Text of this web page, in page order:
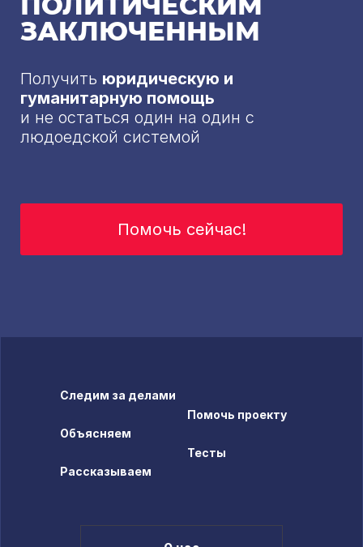
ЗАКЛЮЧЕННЫМ
Получить юридическую и
гуманитарную помощь
и не остаться один на один с
людоедской системой
Помочь сейчас!
Следим за делами
Объясняем
Рассказываем
Помочь проекту
Тесты